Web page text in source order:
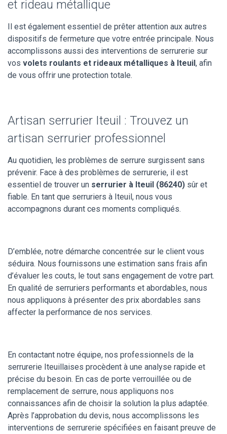
et rideau métallique
Il est également essentiel de prêter attention aux autres
dispositifs de fermeture que votre entrée principale. Nous
accomplissons aussi des interventions de serrurerie sur
vos volets roulants et rideaux métalliques à Iteuil, afin
de vous offrir une protection totale.
Artisan serrurier Iteuil : Trouvez un
artisan serrurier professionnel
Au quotidien, les problèmes de serrure surgissent sans
prévenir. Face à des problèmes de serrurerie, il est
essentiel de trouver un serrurier à Iteuil (86240) sûr et
fiable. En tant que serruriers à Iteuil, nous vous
accompagnons durant ces moments compliqués.
D’emblée, notre démarche concentrée sur le client vous
séduira. Nous fournissons une estimation sans frais afin
d’évaluer les couts, le tout sans engagement de votre part.
En qualité de serruriers performants et abordables, nous
nous appliquons à présenter des prix abordables sans
affecter la performance de nos services.
En contactant notre équipe, nos professionnels de la
serrurerie Iteuillaises procèdent à une analyse rapide et
précise du besoin. En cas de porte verrouillée ou de
remplacement de serrure, nous appliquons nos
connaissances afin de choisir la solution la plus adaptée.
Après l’approbation du devis, nous accomplissons les
interventions de serrurerie spécifiées en faisant preuve de